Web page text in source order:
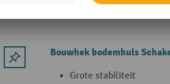
Bouwhek bodemhuls
Grote stabiliteit